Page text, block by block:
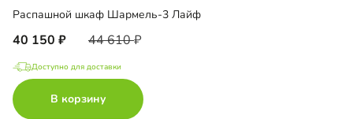
Распашной шкаф Шармель-3 Лайф
40 150 44 610
Доступно для доставки
В корзину